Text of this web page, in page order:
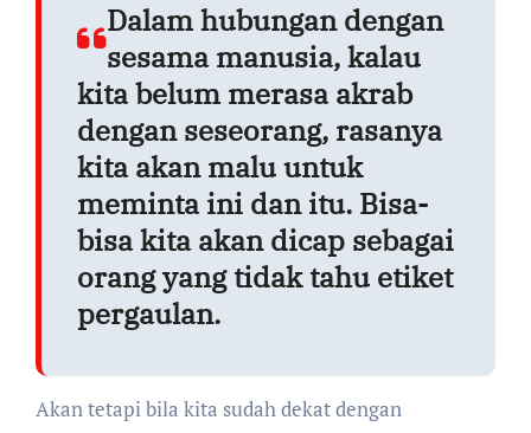
Dalam hubungan dengan
sesama manusia, kalau
kita belum merasa akrab
dengan seseorang, rasanya
kita akan malu untuk
meminta ini dan itu. Bisa-
bisa kita akan dicap sebagai
orang yang tidak tahu etiket
pergaulan.
Akan tetapi bila kita sudah dekat dengan